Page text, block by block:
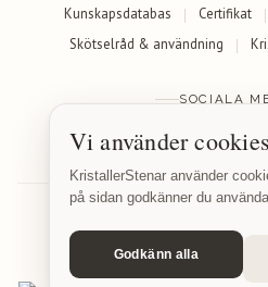
Kunskapsdatabas
Certifikat
Skötselråd & användning
SOCIALA
Facebook
Vi använder cookies
KristallerStenar använder
på sidan godkänner du
Godkänn alla